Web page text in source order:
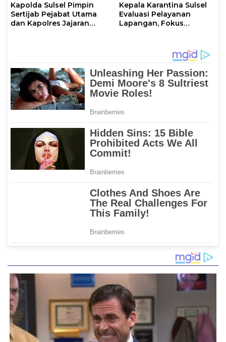
Kapolda Sulsel Pimpin
Sertijab Pejabat Utama
dan Kapolres Jajaran
Kepala Karantina Sulsel
Evaluasi Pelayanan
Lapangan, Fokus